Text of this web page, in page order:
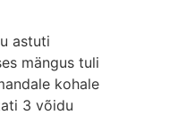
astuti
mängus tuli
kohale
3 võidu